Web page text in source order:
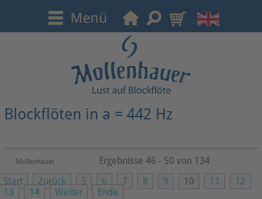
Blockflöten in a = 442 Hz
Mollenhauer
Start Zurück 5 6 7 8 9 10 11
12
13
14 Weiter
Ende
Ergebnisse 46 - 50 von 134